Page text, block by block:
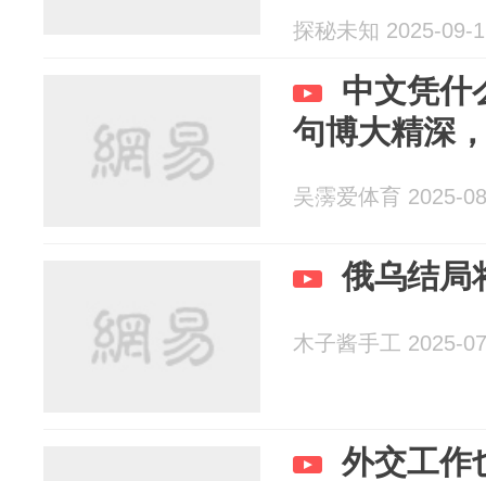
探秘未知 2025-09-
中文凭什
句博大精深
吴霶爱体育 2025-
俄乌结局
木子酱手工 2025-
外交工作